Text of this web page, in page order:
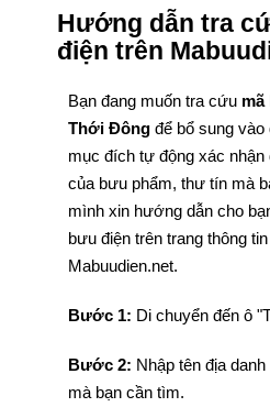
Hướng dẫn tra
điện trên
Bạn đang muốn tra cứu mã
Thới Đông để bổ sung
mục đích tự động xác nhận
của bưu phẩm, thư tín mà
mình xin hướng dẫn cho
bưu điện trên trang thông
Mabuudien.net.
Bước 1: Di chuyển đến ô
Bước 2: Nhập tên địa
mà bạn cần tìm.